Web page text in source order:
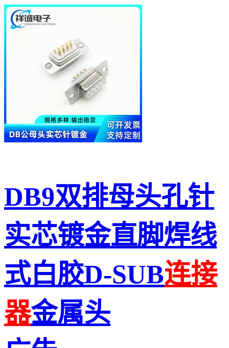
DB9双排母头孔针
实芯镀金直脚焊线
式白胶D-SUB连接
器金属头